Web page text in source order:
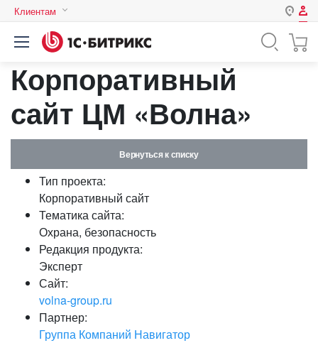
Клиентам
Казахстан
Авторизация
Зарегистрироваться
Логин
Пароль
Запомнить меня на этом
Забыли свой пароль?
Корпоративный
сайт ЦМ «Волна»
Вернуться к списку
Тип проекта:
Корпоративный сайт
Тематика сайта:
Охрана, безопасность
Редакция продукта:
Эксперт
Сайт:
volna-group.ru
Партнер:
Группа Компаний Навигатор